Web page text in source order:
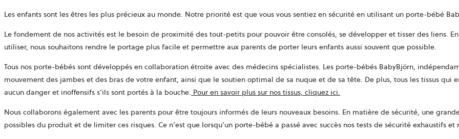
Les enfants sont les êtres les plus précieux au monde. Notre priorité est que vous vous sentiez en sécurité en utilisant un porte-bébé
Le fondement de nos activités est le besoin de proximité des tout-petits pour pouvoir être consolés, se développer et tisser des liens.
utiliser, nous souhaitons rendre le portage plus facile et permettre aux parents de porter leurs enfants aussi souvent que possible.
Tous nos porte-bébés sont développés en collaboration étroite avec des médecins spécialistes. Les porte-bébés BabyBjörn,
mouvement des jambes et des bras de votre enfant, ainsi que le soutien optimal de sa nuque et de sa tête. De plus, tous les tissus
aucun danger et inoffensifs s’ils sont portés à la bouche. Pour en savoir plus sur nos tissus, cliquez ici.
Nous collaborons également avec les parents pour être toujours informés de leurs nouveaux besoins. En matière de sécurité, une
possibles du produit et de limiter ces risques. Ce n’est que lorsqu’un porte-bébé a passé avec succès nos tests de sécurité exhaustifs